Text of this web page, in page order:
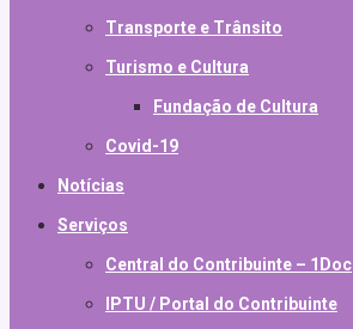
Transporte e Trânsito
Turismo e Cultura
Fundação de Cultura
Covid-19
Notícias
Serviços
Central do Contribuinte – 1Doc
IPTU / Portal do Contribuinte